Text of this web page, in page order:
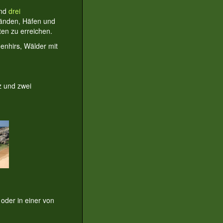
drei
Häfen und
zu erreichen.
Wälder mit
und zwei
in einer von